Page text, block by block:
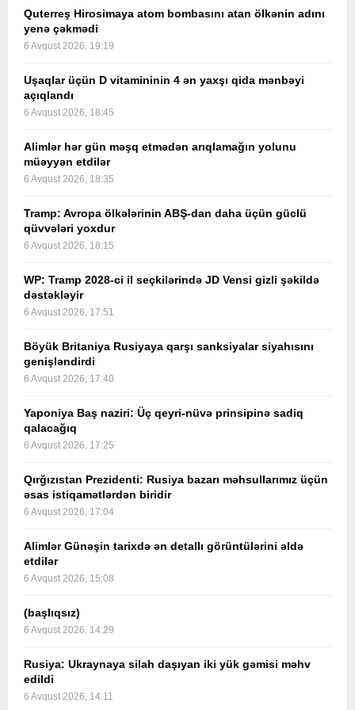
Quterreş Hirosimaya atom bombasını atan ölkənin adını
yenə çəkmədi
6 Avqust 2026, 19:19
Uşaqlar üçün D vitamininin 4 ən yaxşı qida mənbəyi
açıqlandı
6 Avqust 2026, 18:45
Alimlər hər gün məşq etmədən arıqlamağın yolunu
müəyyən etdilər
6 Avqust 2026, 18:35
Tramp: Avropa ölkələrinin ABŞ-dan daha üçün güclü
qüvvələri yoxdur
6 Avqust 2026, 18:15
WP: Tramp 2028-ci il seçkilərində JD Vensi gizli şəkildə
dəstəkləyir
6 Avqust 2026, 17:51
Böyük Britaniya Rusiyaya qarşı sanksiyalar siyahısını
genişləndirdi
6 Avqust 2026, 17:40
Yaponiya Baş naziri: Üç qeyri-nüvə prinsipinə sadiq
qalacağıq
6 Avqust 2026, 17:25
Qırğızıstan Prezidenti: Rusiya bazarı məhsullarımız üçün
əsas istiqamətlərdən biridir
6 Avqust 2026, 17:04
Alimlər Günəşin tarixdə ən detallı görüntülərini əldə
etdilər
6 Avqust 2026, 15:08
(başlıqsız)
6 Avqust 2026, 14:29
Rusiya: Ukraynaya silah daşıyan iki yük gəmisi məhv
edildi
6 Avqust 2026, 14:11